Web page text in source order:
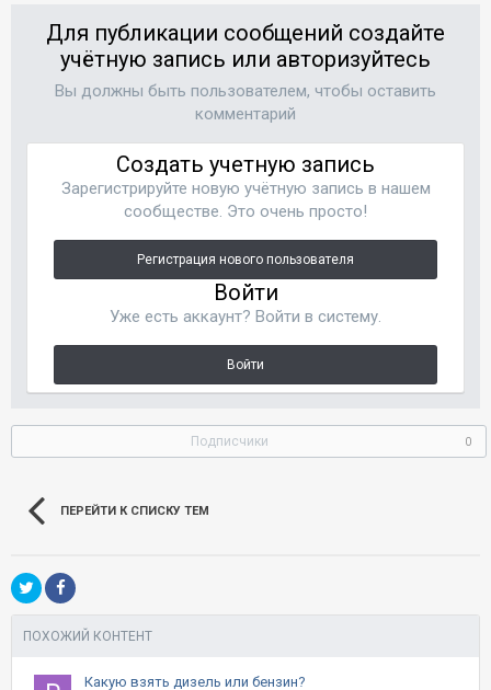
Для публикации сообщений создайте
учётную запись или авторизуйтесь
Вы должны быть пользователем, чтобы оставить
комментарий
Создать учетную запись
Зарегистрируйте новую учётную запись в нашем
сообществе. Это очень просто!
Регистрация нового пользователя
Войти
Уже есть аккаунт? Войти в систему.
Войти
Подписчики 0
ПЕРЕЙТИ К СПИСКУ ТЕМ
ПОХОЖИЙ КОНТЕНТ
Какую взять дизель или бензин?